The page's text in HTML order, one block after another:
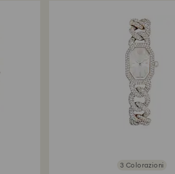
3 Colorazioni